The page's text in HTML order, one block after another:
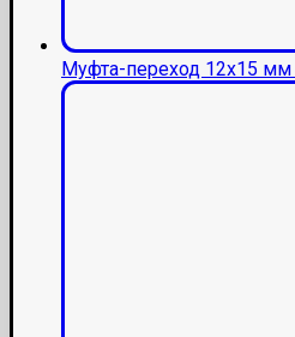
Муфта-переход 12х15 мм